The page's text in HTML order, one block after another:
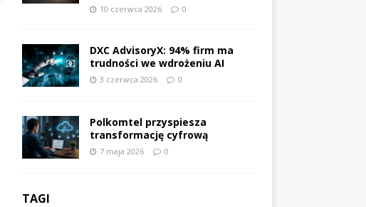
10 czerwca 2026 0
DXC AdvisoryX: 94% firm ma
trudności we wdrożeniu AI
3 czerwca 2026 0
Polkomtel przyspiesza
transformację cyfrową
7 maja 2026 0
TAGI